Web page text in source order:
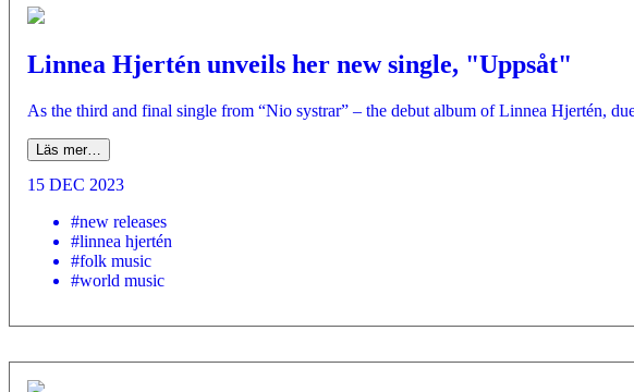
Linnea Hjertén unveils her new single, "Uppsåt"
As the third and final single from “Nio systrar” – the debut album of Linnea Hjertén,
Läs mer…
15 DEC 2023
#new releases
#linnea hjertén
#folk music
#world music